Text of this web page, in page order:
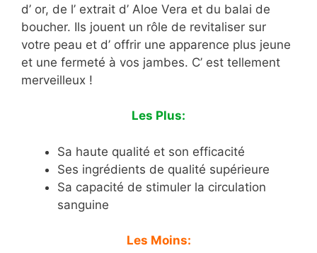
d’ or, de l’ extrait d’ Aloe Vera et du balai de
boucher. Ils jouent un rôle de revitaliser sur
votre peau et d’ offrir une apparence plus jeune
et une fermeté à vos jambes. C’ est tellement
merveilleux !
Les Plus:
Sa haute qualité et son efficacité
Ses ingrédients de qualité supérieure
Sa capacité de stimuler la circulation
sanguine
Les Moins: